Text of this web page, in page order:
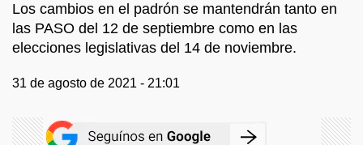
Los cambios en el padrón se mantendrán tanto en
las PASO del 12 de septiembre como en las
elecciones legislativas del 14 de noviembre.
31 de agosto de 2021 - 21:01